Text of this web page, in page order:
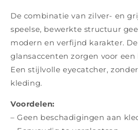
De combinatie van zilver- en
speelse, bewerkte structuur
modern en verfijnd karakter.
glansaccenten zorgen voor
Een stijlvolle eyecatcher,
kleding.
Voordelen:
– Geen beschadigingen aan